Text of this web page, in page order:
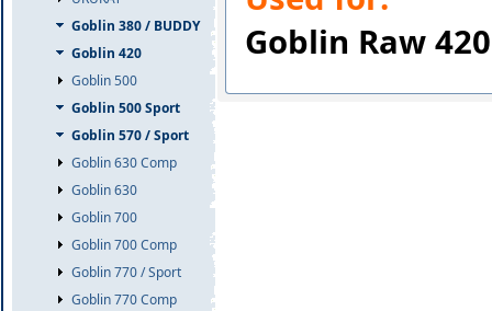
Goblin 380 / BUDDY
Goblin 420
Goblin 500
Goblin 500 Sport
Goblin 570 / Sport
Goblin 630 Comp
Goblin 630
Goblin 700
Goblin 700 Comp
Goblin 770 / Sport
Goblin 770 Comp
Goblin Raw 420